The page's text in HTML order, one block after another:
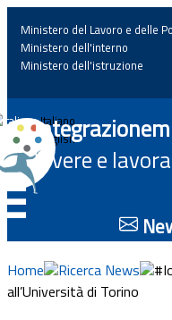
Home
News
Eventi
Ministero del Lavoro e delle
Ministero dell'interno
Ministero dell'istruzione
Italiano
English
Vivere e
Home Ricerca News
all’Università di Torino